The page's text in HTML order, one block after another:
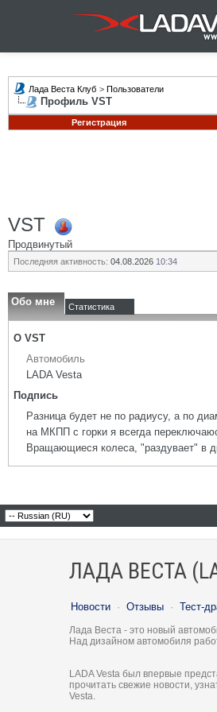
Лада Веста Клуб > Пользователи
Профиль VST
Регистрация
VST
Продвинутый
Последняя активность: 04.08.2026 10:34
Обо мне Статистика
О VST
Автомобиль
LADA Vesta
Подпись
Разница будет не по радиусу, а по
на МКПП с горки я всегда
Вращающиеся колеса, "раздувает" в
ЛАДА ВЕСТА
Новости · Отзывы · Тест-
Лада Веста - это новый
Над дизайном автомобиля
LADA Vesta был впервые
прочитать свежие новости,
Vesta.